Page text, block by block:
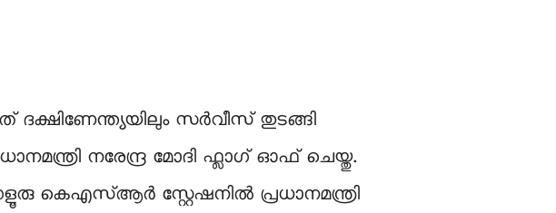
ദക്ഷിണേന്ത്യയിലും സർവീസ് തുടങ്ങി
നരേന്ദ്ര മോദി ഫ്ലാഗ് ഓഫ് ചെയ്തു.
കെഎസ്ആർ സ്റ്റേഷനിൽ പ്രധാനമന്ത്രി